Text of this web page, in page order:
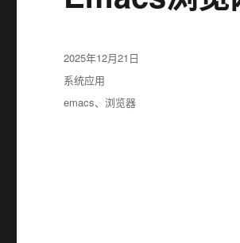
发
布
于
2025年12月21日
分
系统应用
标
emacs、浏览器